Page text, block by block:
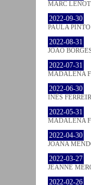
MARC LENOT
2022-09-30
PAULA PINTO
2022-08-31
JOÃO
2022-07-31
MADALENA
2022-06-30
INÊS
2022-05-31
MADALENA
2022-04-30
JOANA
2022-03-27
JEANNE
2022-02-26